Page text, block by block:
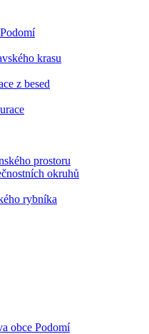
krasu
z besed
prostoru
okruhů
rybníka
obce Podomí